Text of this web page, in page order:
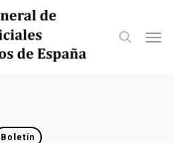
search
Boletín